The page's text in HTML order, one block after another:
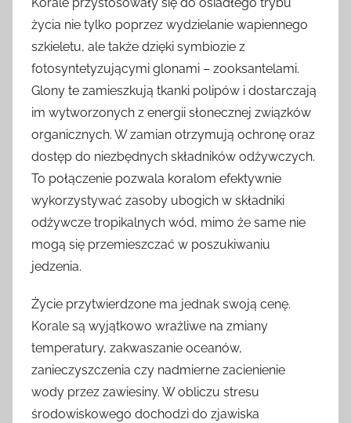
życia nie tylko poprzez wydzielanie wapiennego
szkieletu, ale także dzięki symbiozie z
fotosyntetyzującymi glonami – zooksantelami.
Glony te zamieszkują tkanki polipów i dostarczają
im wytworzonych z energii słonecznej związków
organicznych. W zamian otrzymują ochronę oraz
dostęp do niezbędnych składników odżywczych.
To połączenie pozwala koralom efektywnie
wykorzystywać zasoby ubogich w składniki
odżywcze tropikalnych wód, mimo że same nie
mogą się przemieszczać w poszukiwaniu
jedzenia.
Życie przytwierdzone ma jednak swoją cenę.
Korale są wyjątkowo wrażliwe na zmiany
temperatury, zakwaszanie oceanów,
zanieczyszczenia czy nadmierne zacienienie
wody przez zawiesiny. W obliczu stresu
środowiskowego dochodzi do zjawiska